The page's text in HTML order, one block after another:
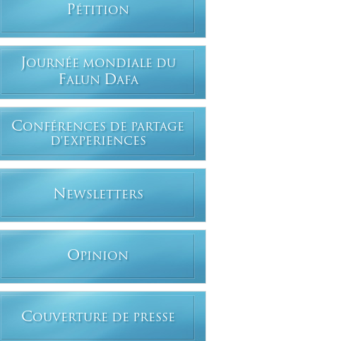
PÉTITION
JOURNÉE MONDIALE DU
FALUN DAFA
CONFÉRENCES DE PARTAGE
D'EXPERIENCES
N EWSLETTERS
OPINION
COUVERTURE DE PRESSE